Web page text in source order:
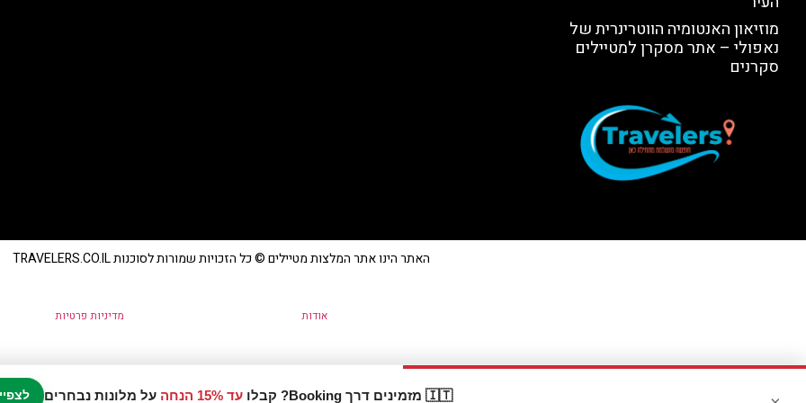
🇮🇹 מזמינים דרך Booking? קבלו עד 15% הנחה על מלונות נבחרים
מוזיאון האנטומיה הווטרינרית של
נאפולי – אתר מסקרן למטיילים
סקרנים
האתר הינו אתר המלצות מטיילים © כל הזכויות שמורות לסוכנות TRAVELERS.CO.IL
אודות מדיניות פרטיות